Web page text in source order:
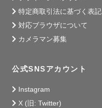
特定商取引法に基づく表記
対応ブラウザについて
カメラマン募集
公式SNSアカウント
Instagram
X (旧: Twitter)